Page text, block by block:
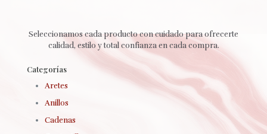
Seleccionamos cada producto con cuidado para ofrecerte
calidad, estilo y total confianza en cada compra.
Categorías
Aretes
Anillos
Cadenas